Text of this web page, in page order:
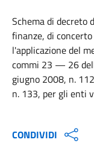
Schema di decreto
finanze, di
l'applicazione del
commi 23 — 26
giugno 2008, n.
n. 133, per gli enti
CONDIVIDI